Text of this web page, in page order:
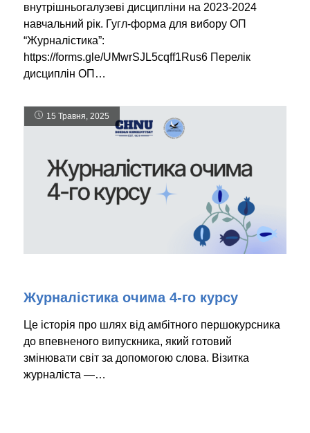
внутрішньогалузеві дисципліни на 2023-2024
навчальний рік. Гугл-форма для вибору ОП
“Журналістика”:
https://forms.gle/UMwrSJL5cqff1Rus6 Перелік
дисциплін ОП…
15 Травня, 2025
Журналістика очима 4-го курсу
Це історія про шлях від амбітного першокурсника
до впевненого випускника, який готовий
змінювати світ за допомогою слова. Візитка
журналіста —…